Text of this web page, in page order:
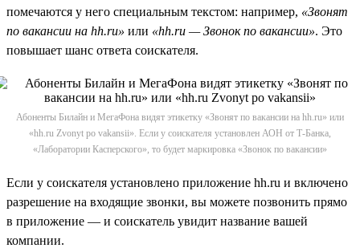
помечаются у него специальным текстом: например, «Звонят
по вакансии на hh.ru» или «hh.ru — Звонок по вакансии». Это
повышает шанс ответа соискателя.
Абоненты Билайн и МегаФона видят этикетку «Звонят по вакансии на hh.ru» или
«hh.ru Zvonyt po vakansii». Если у соискателя установлен АОН от Т-Банка,
«Лаборатории Касперского», то будет маркировка «Звонок по вакансии»
Если у соискателя установлено приложение hh.ru и включено
разрешение на входящие звонки, вы можете позвонить прямо
в приложение — и соискатель увидит название вашей
компании.